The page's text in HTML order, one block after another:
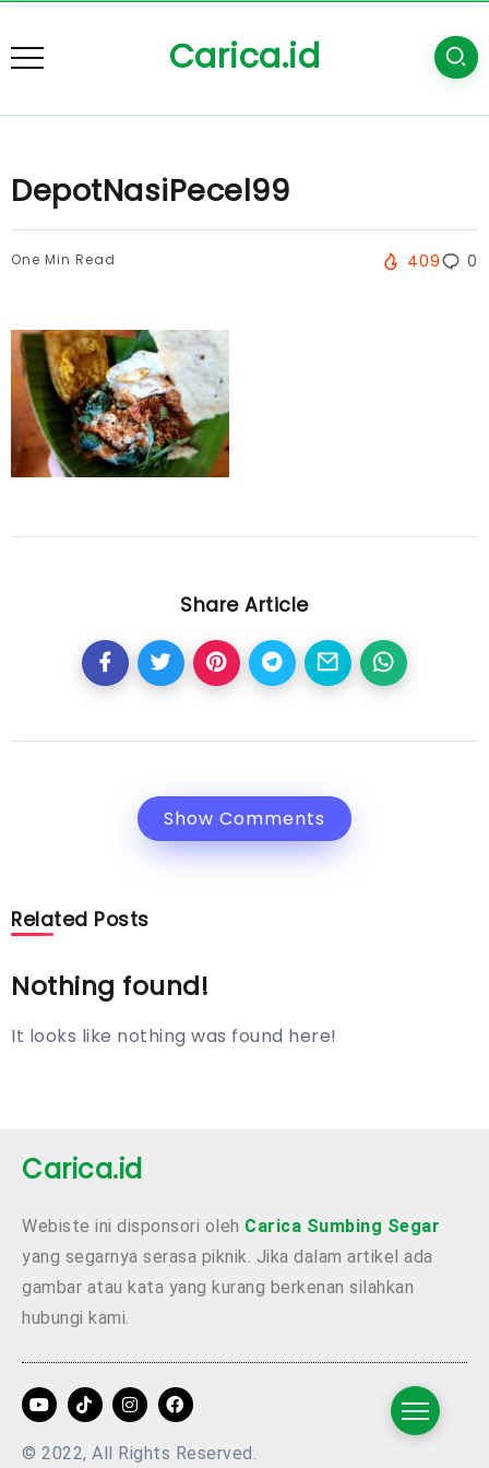
Carica.id
DepotNasiPecel99
One Min Read 409 0
Share Article
Show Comments
Related Posts
Nothing found!
It looks like nothing was found here!
Carica.id
Webiste ini disponsori oleh Carica Sumbing Segar
yang segarnya serasa piknik. Jika dalam artikel ada
gambar atau kata yang kurang berkenan silahkan
hubungi kami.
© 2022, All Rights Reserved.